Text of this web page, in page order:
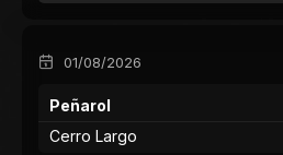
01/08/2026
Peñarol
Cerro Largo